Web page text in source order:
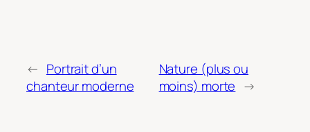
← Portrait d’un
chanteur moderne
Nature (plus ou
moins) morte →